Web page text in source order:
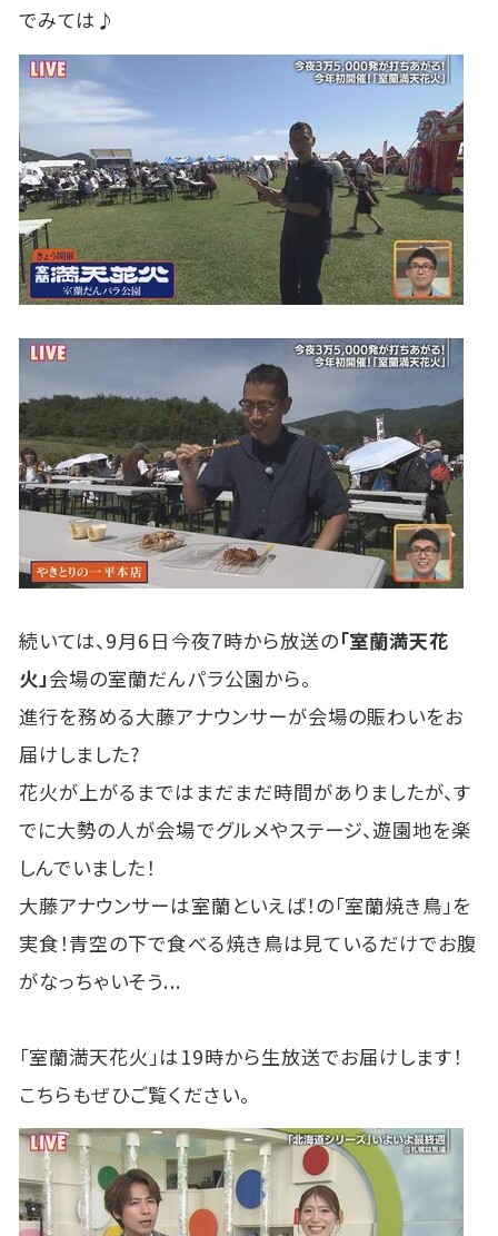
でみては♪
続いては、9月6日今夜7時から放送の「室蘭満天花
火」会場の室蘭だんパラ公園から。
進行を務める大藤アナウンサーが会場の賑わいをお
届けしました?
花火が上がるまではまだまだ時間がありましたが、す
でに大勢の人が会場でグルメやステージ、遊園地を楽
しんでいました！
大藤アナウンサーは室蘭といえば！の「室蘭焼き鳥」を
実食！青空の下で食べる焼き鳥は見ているだけでお腹
がなっちゃいそう...
「室蘭満天花火」は19時から生放送でお届けします！
こちらもぜひご覧ください。